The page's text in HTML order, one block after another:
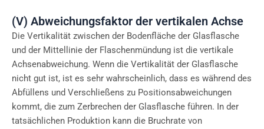
(V) Abweichungsfaktor der vertikalen Achse
Die Vertikalität zwischen der Bodenfläche der Glasflasche
und der Mittellinie der Flaschenmündung ist die vertikale
Achsenabweichung. Wenn die Vertikalität der Glasflasche
nicht gut ist, ist es sehr wahrscheinlich, dass es während des
Abfüllens und Verschließens zu Positionsabweichungen
kommt, die zum Zerbrechen der Glasflasche führen. In der
tatsächlichen Produktion kann die Bruchrate von